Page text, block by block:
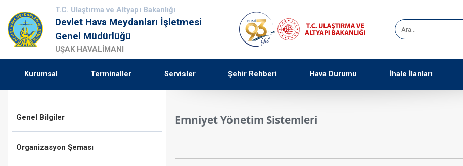
T.C. Ulaştırma ve Altyapı Bakanlığı
Devlet Hava Meydanları İşletmesi
Genel Müdürlüğü
UŞAK HAVALİMANI
Kurumsal Terminaller Servisler Şehir Rehberi Hava Durumu İhale İlanları
Genel Bilgiler
Organizasyon Şeması
Emniyet Yönetim Sistemleri